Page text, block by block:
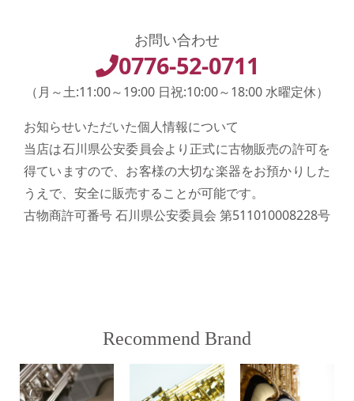
お問い合わせ
0776-52-0711
（月～土:11:00～19:00 日祝:10:00～18:00 水曜定休）
お知らせいただいた個人情報について
当店は石川県公安委員会より正式に古物販売の許可を
得ていますので、お客様の大切な楽器をお預かりした
うえで、安全に販売することが可能です。
古物商許可番号 石川県公安委員会 第511010008228号
Recommend Brand